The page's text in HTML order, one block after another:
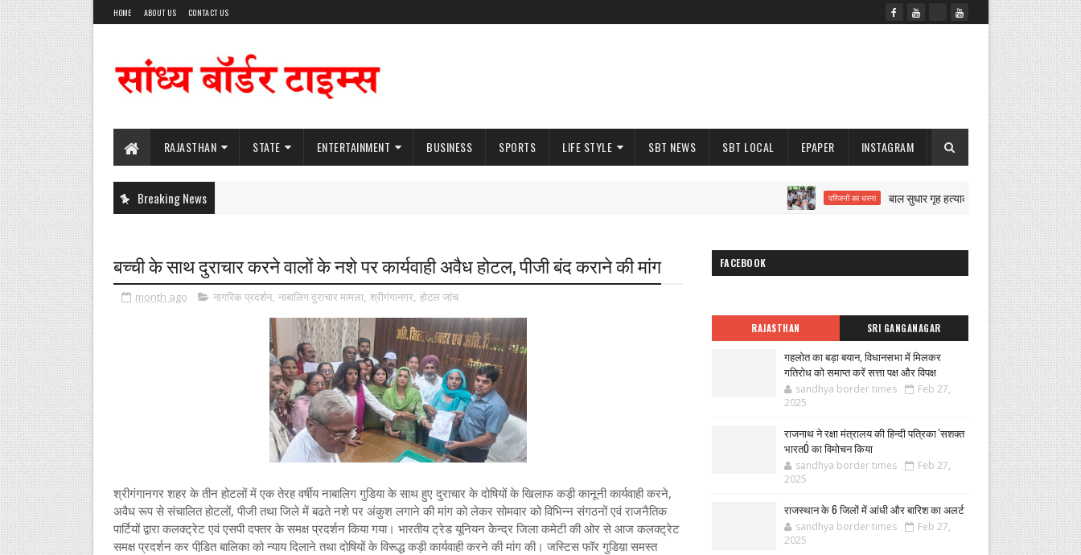
HOME ABOUT US CONTACT US
RAJASTHAN STATE ENTERTAINMENT BUSINESS SPORTS LIFE STYLE SBT NEWS SBT LOCAL EPAPER INSTAGRAM
Breaking News परिजनों का धरना बाल सुधार गृह हत्याकांड पर बवाल नगर
बच्ची के साथ दुराचार करने वालों के नशे पर कार्यवाही अवैध होटल, पीजी बंद कराने की मांग
month ago नागरिक प्रदर्शन, नाबालिग दुराचार मामला, श्रीगंगानगर, होटल जांच
श्रीगंगानगर शहर के तीन होटलों में एक तेरह वर्षीय नाबालिग गुडिया के साथ हुए दुराचार के दोषियों के खिलाफ कड़ी कानूनी कार्यवाही करने,
अवैध रूप से संचालित होटलों, पीजी तथा जिले में बढते नशे पर अंकुश लगाने की मांग को लेकर सोमवार को विभिन्न संगठनों एवं राजनैतिक
पार्टियों द्वारा कलक्ट्रेट एवं एसपी दफ्तर के समक्ष प्रदर्शन किया गया। भारतीय ट्रेड यूनियन केेन्द्र जिला कमेटी की ओर से आज कलक्ट्रेट
समक्ष प्रदर्शन कर पीडि़त बालिका को न्याय दिलाने तथा दोषियों के विरूद्ध कड़ी कार्यवाही करने की मांग की। जस्टिस फॉर गुडिय़ा समस्त
FACEBOOK
RAJASTHAN SRI GANGANAGAR
गहलोत का बड़ा बयान, विधानसभा में मिलकर
गतिरोध को समाप्त करें सत्ता पक्ष और विपक्ष
sandhya border times
Feb 27,
2025
राजनाथ ने रक्षा मंत्रालय की हिन्दी पत्रिका 'सशक्त
भारतÓ का विमोचन किया
sandhya border times
Feb 27,
2025
राजस्थान के 6 जिलों में आंधी और बारिश का अलर्ट
sandhya border times
Feb 27,
2025